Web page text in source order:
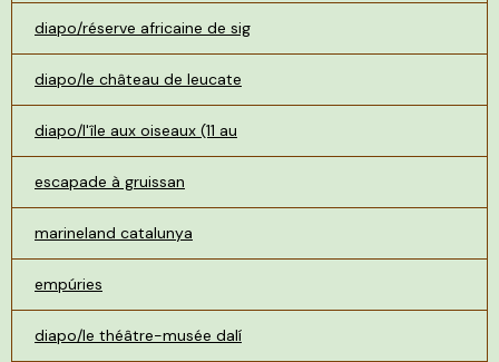
diapo/réserve africaine de sig
diapo/le château de leucate
diapo/l'île aux oiseaux (11 au
escapade à gruissan
marineland catalunya
empúries
diapo/le théâtre-musée dalí